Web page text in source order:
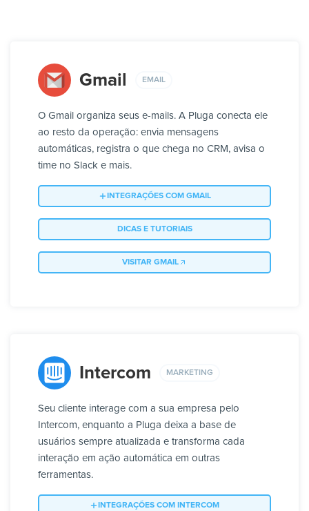
Gmail EMAIL
O Gmail organiza seus e-mails. A Pluga conecta ele
ao resto da operação: envia mensagens
automáticas, registra o que chega no CRM, avisa o
time no Slack e mais.
INTEGRAÇÕES COM GMAIL
DICAS E TUTORIAIS
VISITAR GMAIL
Intercom MARKETING
Seu cliente interage com a sua empresa pelo
Intercom, enquanto a Pluga deixa a base de
usuários sempre atualizada e transforma cada
interação em ação automática em outras
ferramentas.
INTEGRAÇÕES COM INTERCOM